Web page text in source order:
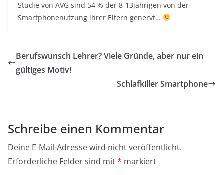
Studie von AVG sind 54 % der 8-13jährigen von der
Smartphonenutzung ihrer Eltern genervt…
Berufswunsch Lehrer? Viele Gründe, aber nur ein
gültiges Motiv!
Schlafkiller Smartphone
Schreibe einen Kommentar
Deine E-Mail-Adresse wird nicht veröffentlicht.
Erforderliche Felder sind mit* markiert